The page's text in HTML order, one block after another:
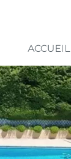
ACCUEIL